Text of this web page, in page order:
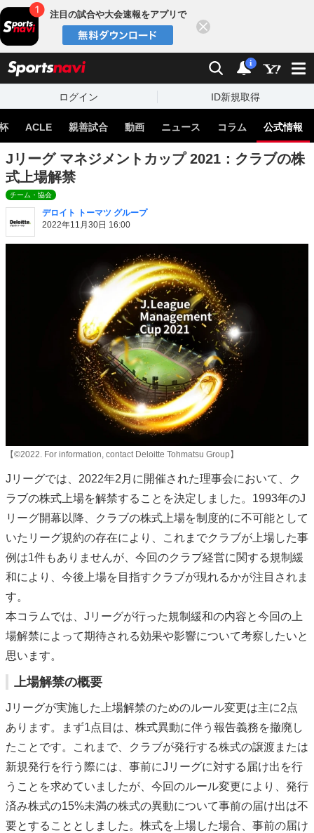
注目の試合や大会速報をアプリで
検索 通知
i
ログイン ID新規取得
ACLE 親善試合 動画 ニュース コラム 公式情報
Jリーグ マネジメントカップ 2021：クラブの株
式上場解禁
チーム・協会
デロイト トーマツ グループ
2022年11月30日 16:00
【©2022. For information, contact Deloitte Tohmatsu Group】
Jリーグでは、2022年2月に開催された理事会において、ク
ラブの株式上場を解禁することを決定しました。1993年のJ
リーグ開幕以降、クラブの株式上場を制度的に不可能として
いたリーグ規約の存在により、これまでクラブが上場した事
例は1件もありませんが、今回のクラブ経営に関する規制緩
和により、今後上場を目指すクラブが現れるかが注目されま
す。
本コラムでは、Jリーグが行った規制緩和の内容と今回の上
場解禁によって期待される効果や影響について考察したいと
思います。
上場解禁の概要
Jリーグが実施した上場解禁のためのルール変更は主に2点
あります。まず1点目は、株式異動に伴う報告義務を撤廃し
たことです。これまで、クラブが発行する株式の譲渡または
新規発行を行う際には、事前にJリーグに対する届け出を行
うことを求めていましたが、今回のルール変更により、発行
済み株式の15%未満の株式の異動について事前の届け出は不
要とすることとしました。株式を上場した場合、事前の届け